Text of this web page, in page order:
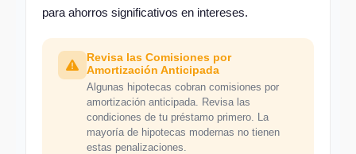
para ahorros significativos en intereses.
Revisa las Comisiones por
Amortización Anticipada
Algunas hipotecas cobran comisiones por
amortización anticipada. Revisa las
condiciones de tu préstamo primero. La
mayoría de hipotecas modernas no tienen
estas penalizaciones.